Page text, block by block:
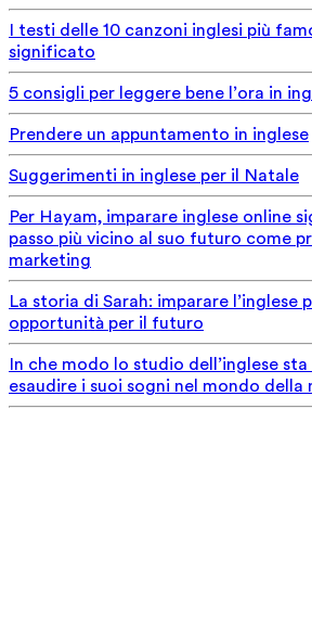
I testi delle 10 canzoni inglesi più
significato
5 consigli per leggere bene l’ora in
Prendere un appuntamento in inglese
Suggerimenti in inglese per il Natale
Per Hayam, imparare inglese online
passo più vicino al suo futuro come
marketing
La storia di Sarah: imparare l’inglese
opportunità per il futuro
In che modo lo studio dell’inglese
esaudire i suoi sogni nel mondo della